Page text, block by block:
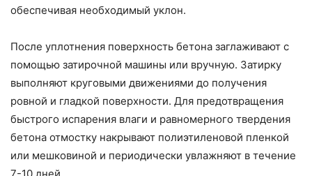
обеспечивая необходимый уклон.
После уплотнения поверхность бетона заглаживают с
помощью затирочной машины или вручную. Затирку
выполняют круговыми движениями до получения
ровной и гладкой поверхности. Для предотвращения
быстрого испарения влаги и равномерного твердения
бетона отмостку накрывают полиэтиленовой пленкой
или мешковиной и периодически увлажняют в течение